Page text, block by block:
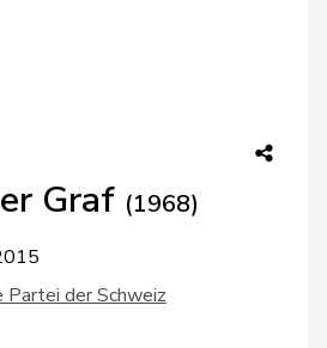
Graf (1968)
Partei der Schweiz